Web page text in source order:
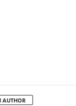
AUTHOR